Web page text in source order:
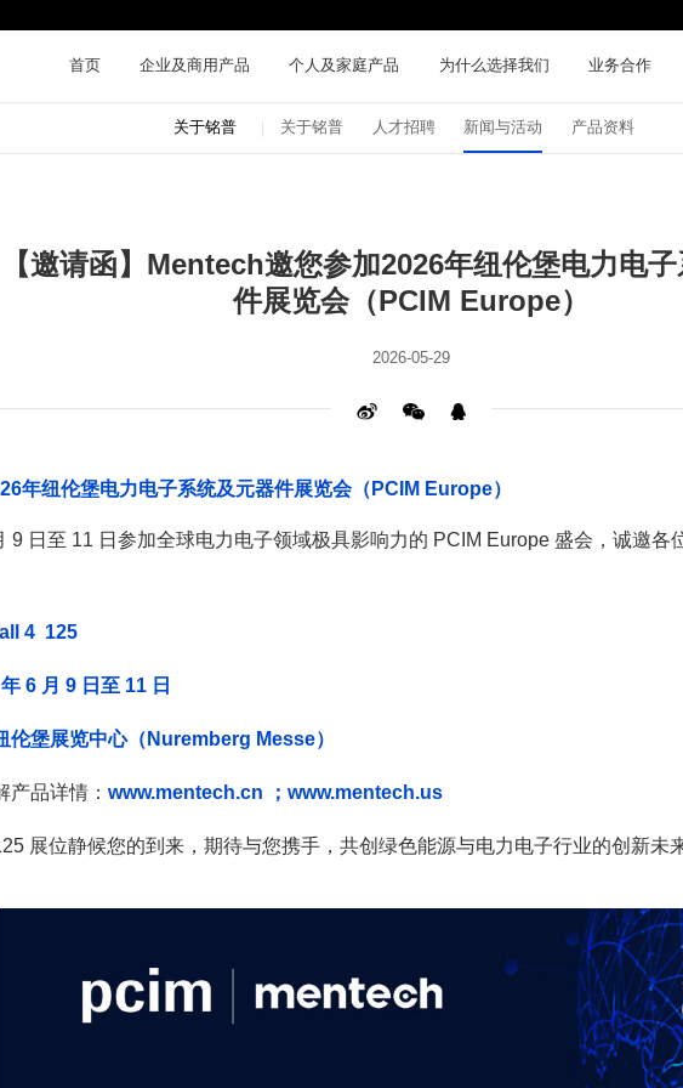
首页 企业及商用产品 个人及家庭产品 为什么选择我们 业务合作
关于铭普 关于铭普 人才招聘 新闻与活动 产品资料
件展览会（PCIM Europe）
2026-05-29
年纽伦堡电力电子系统及元器件展览会（PCIM Europe）
4 125
6 月 9 日至 11 日
伦堡展览中心（Nuremberg Messe）
产品详情： www.mentech.cn ；www.mentech.us
展位静候您的到来，期待与您携手，共创绿色能源与电力电子行业的创新未